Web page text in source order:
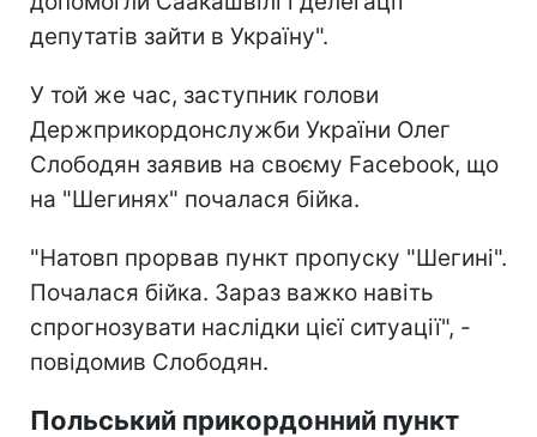
депутатів зайти в Україну".
У той же час, заступник голови
Держприкордонслужби України Олег
Слободян заявив на своєму Facebook, що
на "Шегинях" почалася бійка.
"Натовп прорвав пункт пропуску "Шегині".
Почалася бійка. Зараз важко навіть
спрогнозувати наслідки цієї ситуації", -
повідомив Слободян.
Польський прикордонний пункт